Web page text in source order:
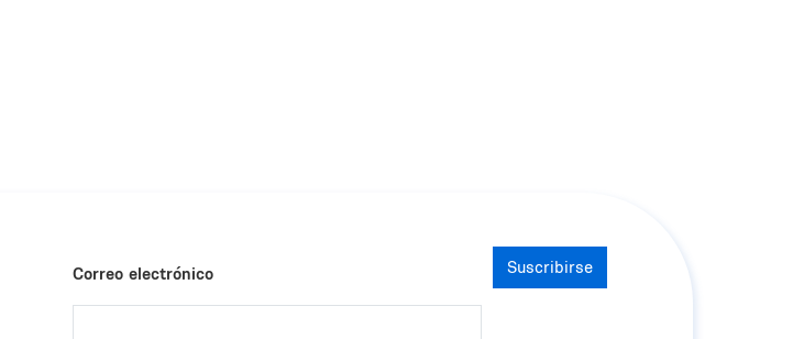
Correo electrónico Suscribirse